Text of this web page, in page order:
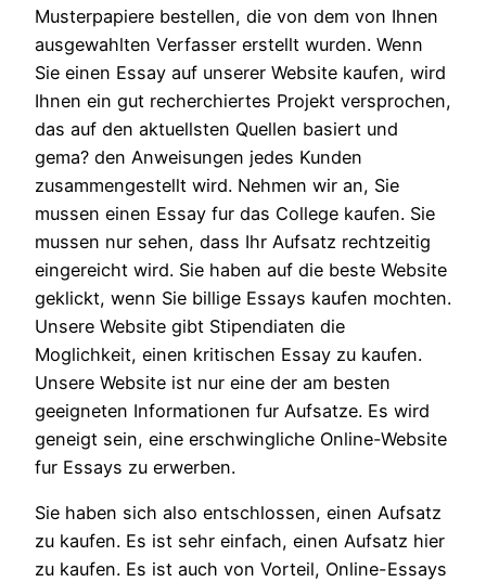
Musterpapiere bestellen, die von dem von Ihnen
ausgewahlten Verfasser erstellt wurden. Wenn
Sie einen Essay auf unserer Website kaufen, wird
Ihnen ein gut recherchiertes Projekt versprochen,
das auf den aktuellsten Quellen basiert und
gema? den Anweisungen jedes Kunden
zusammengestellt wird. Nehmen wir an, Sie
mussen einen Essay fur das College kaufen. Sie
mussen nur sehen, dass Ihr Aufsatz rechtzeitig
eingereicht wird. Sie haben auf die beste Website
geklickt, wenn Sie billige Essays kaufen mochten.
Unsere Website gibt Stipendiaten die
Moglichkeit, einen kritischen Essay zu kaufen.
Unsere Website ist nur eine der am besten
geeigneten Informationen fur Aufsatze. Es wird
geneigt sein, eine erschwingliche Online-Website
fur Essays zu erwerben.
Sie haben sich also entschlossen, einen Aufsatz
zu kaufen. Es ist sehr einfach, einen Aufsatz hier
zu kaufen. Es ist auch von Vorteil, Online-Essays